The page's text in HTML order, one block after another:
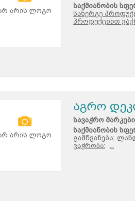
არის ლოგო
საქმიანობის
სანერგე
პროდუქციით
არის ლოგო
აგრო
სავაჭრო
საქმიანობის
გამწვანება;
ვაჭრობა;